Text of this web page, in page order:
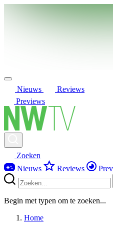
Nieuws
Reviews
Previews
Zoeken
Nieuws
Reviews
Begin met typen om te zoeken...
Home